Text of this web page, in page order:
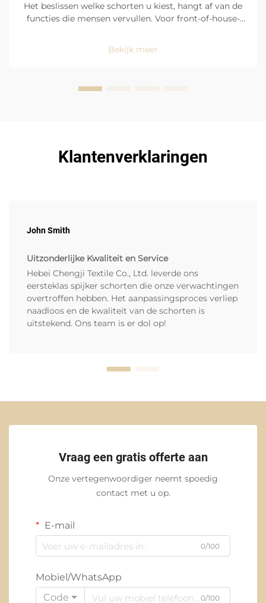
Het beslissen welke schorten u kiest, hangt af van de
functies die mensen vervullen. Voor front-of-house-
houden en strakke, nette lijnen hebben. Schorten met
Bekijk meer
Klantenverklaringen
John Smith
Uitzonderlijke Kwaliteit en Service
Hebei Chengji Textile Co., Ltd. leverde ons
eersteklas spijker schorten die onze verwachtingen
overtroffen hebben. Het aanpassingsproces verliep
naadloos en de kwaliteit van de schorten is
uitstekend. Ons team is er dol op!
Vraag een gratis offerte aan
Onze vertegenwoordiger neemt spoedig
contact met u op.
E-mail
0/100
Mobiel/WhatsApp
Code
0/100